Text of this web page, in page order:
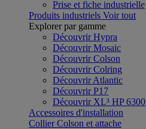
Prise et fiche industrielle
Produits industriels Voir tout
Explorer par gamme
Découvrir Hypra
Découvrir Mosaic
Découvrir Colson
Découvrir Colring
Découvrir Atlantic
Découvrir P17
Découvrir XL³ HP 6300
Accessoires d'installation
Collier Colson et attache